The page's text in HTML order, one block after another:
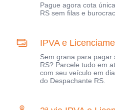
Pague agora cota
RS sem filas e
IPVA e
Sem grana para pagar
RS? Parcele tudo em
com seu veículo em
do Despachante RS.